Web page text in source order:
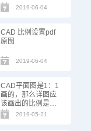
2019-06-04
CAD 比例设置pdf
原图
2019-06-04
CAD平面图是1：1
画的，那么详图应
该画出的比例是多
少？
2019-05-21